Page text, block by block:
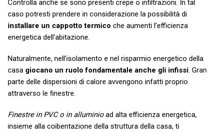
Controlla anche se sono presenti crepe o infiltrazioni. In tal
caso potresti prendere in considerazione la possibilità di
installare un cappotto termico che aumenti l’efficienza
energetica dell’abitazione.
Naturalmente, nell’isolamento e nel risparmio energetico della
casa giocano un ruolo fondamentale anche gli infissi. Gran
parte delle dispersioni di calore avvengono infatti proprio
attraverso le finestre.
Finestre in PVC o in alluminio ad alta efficienza energetica,
insieme alla coibentazione della struttura della casa, ti